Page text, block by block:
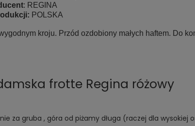
: REGINA
POLSKA
kroju. Przód ozdobiony małych haftem. Do
frotte Regina różowy
za gruba , góra od piżamy długa (raczej dla wysokiej